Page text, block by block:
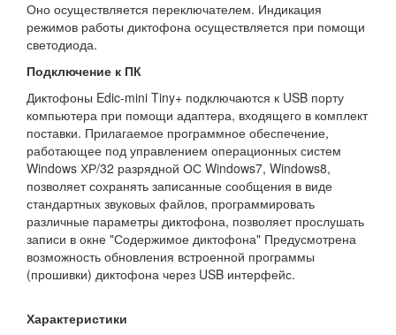
Оно осуществляется переключателем. Индикация
режимов работы диктофона осуществляется при помощи
светодиода.
Подключение к ПК
Диктофоны Edic-mini Tiny+ подключаются к USB порту
компьютера при помощи адаптера, входящего в комплект
поставки. Прилагаемое программное обеспечение,
работающее под управлением операционных систем
Windows ХР/32 разрядной ОС Windows7, Windows8,
позволяет сохранять записанные сообщения в виде
стандартных звуковых файлов, программировать
различные параметры диктофона, позволяет прослушать
записи в окне "Содержимое диктофона" Предусмотрена
возможность обновления встроенной программы
(прошивки) диктофона через USB интерфейс.
Характеристики